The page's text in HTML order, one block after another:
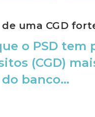
uma CGD
o PSD tem
(CGD)
banco...